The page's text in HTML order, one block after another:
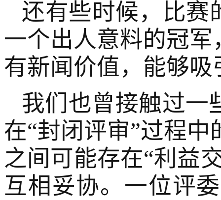
还有些时候，比赛
一个出人意料的冠
有新闻价值，能够
我们也曾接触过一
在“封闭评审”过程
之间可能存在“利益
互相妥协。一位评